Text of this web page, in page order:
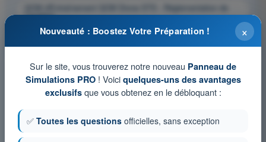
QCM d'Entraînement QCM Drone STS - Réglementation de
l’aviation
Examen en PDF QCM Drone STS - Réglementation de
×
Nouveauté : Boostez Votre Préparation !
Sur le site, vous trouverez notre nouveau Panneau de
Simulations PRO! Voici quelques-uns des avantages
exclusifsque vous obtenez en le débloquant :
✅ Toutes les questions officielles, sans exception